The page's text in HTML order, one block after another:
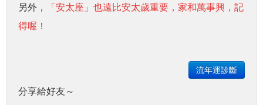
另外， 「安太座」也遠比安太歲重要，家和萬事興，記
得喔！
流年運診斷
分享給好友～